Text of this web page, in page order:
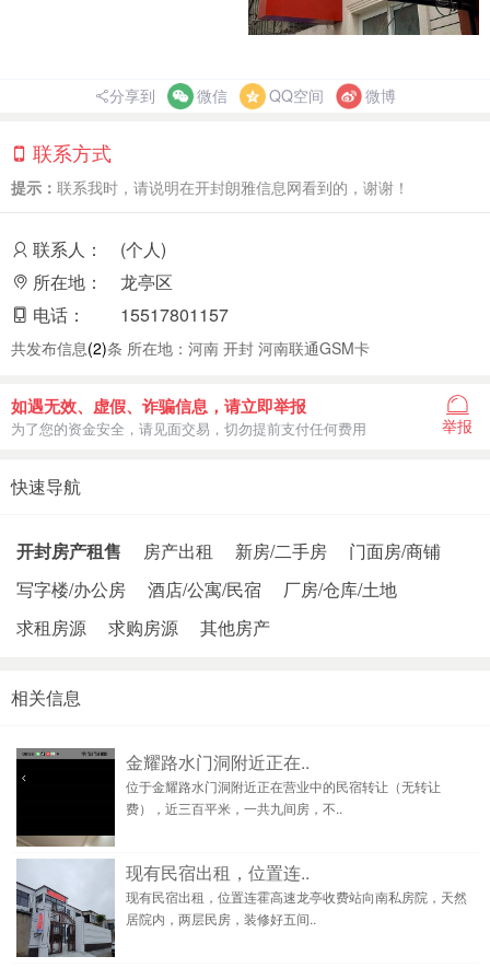
分享到 微信 QQ空间 微博
联系方式
提示： 联系我时，请说明在开封朗雅信息网看到的，谢谢！
联系人：
(个人)
所在地：
龙亭区
电话：
15517801157
共发布信息(2)条 所在地：河南 开封 河南联通GSM卡
如遇无效、虚假、诈骗信息，请立即举报
为了您的资金安全，请见面交易，切勿提前支付任何费用 举报
快速导航
开封房产租售 房产出租 新房/二手房
门面房/商铺
写字楼/办公房
酒店/公寓/民宿
厂房/仓库/土地
求租房源
求购房源 其他房产
相关信息
金耀路水门洞附近正在..
位于金耀路水门洞附近正在营业中的民宿转让（无转让
费），近三百平米，一共九间房，不..
现有民宿出租，位置连..
现有民宿出租，位置连霍高速龙亭收费站向南私房院，天然
居院内，两层民房，装修好五间..